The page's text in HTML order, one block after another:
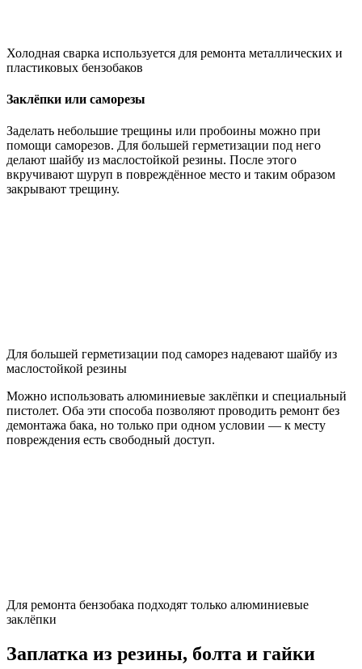
Холодная сварка используется для ремонта металлических и
пластиковых бензобаков
Заклёпки или саморезы
Заделать небольшие трещины или пробоины можно при
помощи саморезов. Для большей герметизации под него
делают шайбу из маслостойкой резины. После этого
вкручивают шуруп в повреждённое место и таким образом
закрывают трещину.
Для большей герметизации под саморез надевают шайбу из
маслостойкой резины
Можно использовать алюминиевые заклёпки и специальный
пистолет. Оба эти способа позволяют проводить ремонт без
демонтажа бака, но только при одном условии — к месту
повреждения есть свободный доступ.
Для ремонта бензобака подходят только алюминиевые
заклёпки
Заплатка из резины, болта и гайки